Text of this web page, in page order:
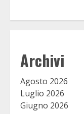
Archivi
Agosto 2026
Luglio 2026
Giugno 2026